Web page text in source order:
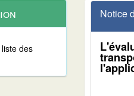
des
Notice